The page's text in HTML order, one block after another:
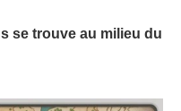
se trouve au milieu du